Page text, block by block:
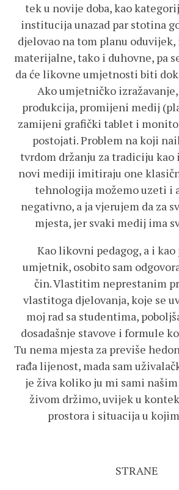
tek u novije doba, kao
institucija unazad par stotina
djelovao na tom planu oduvijek,
materijalne, tako i duhovne, pa
da će likovne umjetnosti biti
Ako umjetničko
produkcija, promijeni medij
zamijeni grafički tablet i
postojati. Problem na koji
tvrdom držanju za tradiciju kao
novi mediji imitiraju one
tehnologija možemo uzeti i
negativno, a ja vjerujem da za
mjesta, jer svaki medij ima
Kao likovni pedagog, a i
umjetnik, osobito sam
čin. Vlastitim neprestanim
vlastitoga djelovanja, koje se
moj rad sa studentima,
dosadašnje stavove i formule
Tu nema mjesta za previše
rađa lijenost, mada sam
je živa koliko ju mi sami
živom držimo, uvijek u
prostora i situacija u
STRANE